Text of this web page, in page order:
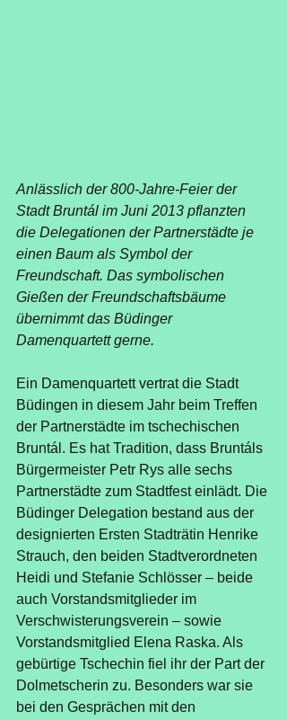
Anlässlich der 800-Jahre-Feier der
Stadt Bruntál im Juni 2013 pflanzten
die Delegationen der Partnerstädte je
einen Baum als Symbol der
Freundschaft. Das symbolischen
Gießen der Freundschaftsbäume
übernimmt das Büdinger
Damenquartett gerne.
Ein Damenquartett vertrat die Stadt
Büdingen in diesem Jahr beim Treffen
der Partnerstädte im tschechischen
Bruntál. Es hat Tradition, dass Bruntáls
Bürgermeister Petr Rys alle sechs
Partnerstädte zum Stadtfest einlädt. Die
Büdinger Delegation bestand aus der
designierten Ersten Stadträtin Henrike
Strauch, den beiden Stadtverordneten
Heidi und Stefanie Schlösser – beide
auch Vorstandsmitglieder im
Verschwisterungsverein – sowie
Vorstandsmitglied Elena Raska. Als
gebürtige Tschechin fiel ihr der Part der
Dolmetscherin zu. Besonders war sie
bei den Gesprächen mit den